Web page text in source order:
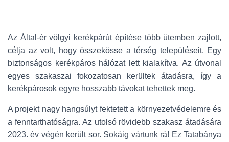
Az Által-ér völgyi kerékpárút építése több ütemben zajlott,
célja az volt, hogy összekösse a térség településeit. Egy
biztonságos kerékpáros hálózat lett kialakítva. Az útvonal
egyes szakaszai fokozatosan kerültek átadásra, így a
kerékpárosok egyre hosszabb távokat tehettek meg.
A projekt nagy hangsúlyt fektetett a környezetvédelemre és
a fenntarthatóságra. Az utolsó rövidebb szakasz átadására
2023. év végén került sor. Sokáig vártunk rá! Ez Tatabánya